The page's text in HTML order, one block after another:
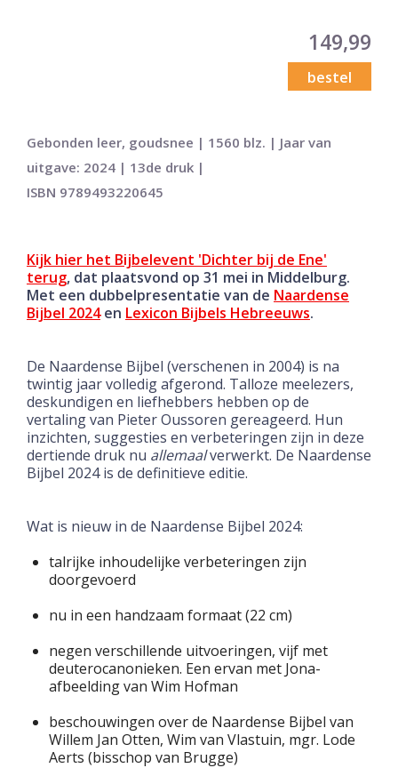
149,99
bestel
Gebonden leer, goudsnee | 1560 blz. | Jaar van
uitgave: 2024 | 13de druk |
ISBN 9789493220645
Kijk hier het Bijbelevent 'Dichter bij de Ene'
terug, dat plaatsvond op 31 mei in Middelburg.
Met een dubbelpresentatie van de Naardense
Bijbel 2024en Lexicon Bijbels Hebreeuws.
De Naardense Bijbel (verschenen in 2004) is na
twintig jaar volledig afgerond. Talloze meelezers,
deskundigen en liefhebbers hebben op de
vertaling van Pieter Oussoren gereageerd. Hun
inzichten, suggesties en verbeteringen zijn in deze
dertiende druk nu allemaalverwerkt. De Naardense
Bijbel 2024 is de definitieve editie.
Wat is nieuw in de Naardense Bijbel 2024:
talrijke inhoudelijke verbeteringen zijn
doorgevoerd
nu in een handzaam formaat (22 cm)
negen verschillende uitvoeringen, vijf met
deuterocanonieken. Een ervan met Jona-
afbeelding van Wim Hofman
beschouwingen over de Naardense Bijbel van
Willem Jan Otten, Wim van Vlastuin, mgr. Lode
Aerts (bisschop van Brugge)